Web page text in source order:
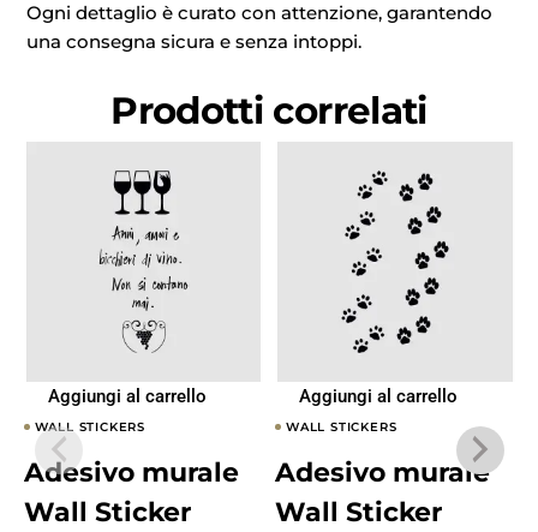
Ogni dettaglio è curato con attenzione, garantendo
una consegna sicura e senza intoppi.
Prodotti correlati
Aggiungi al carrello
WALL STICKERS
Adesivo murale
Wall Sticker
Aggiungi al carrello
WALL STICKERS
Adesivo murale
Wall Sticker